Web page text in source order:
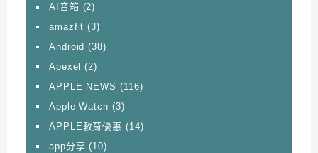
AI音箱 (2)
amazfit (3)
Android (38)
Apexel (2)
APPLE NEWS (116)
Apple Watch (3)
APPLE教育優惠 (14)
app分享 (10)